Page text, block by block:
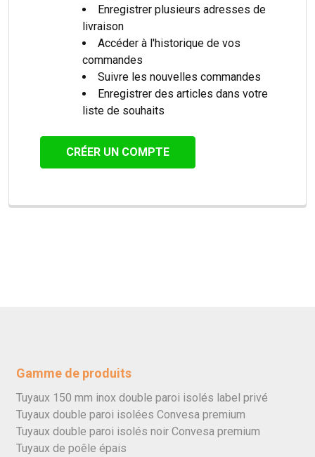
Enregistrer plusieurs adresses de
livraison
Accéder à l'historique de vos
commandes
Suivre les nouvelles commandes
Enregistrer des articles dans votre
liste de souhaits
CRÉER UN COMPTE
Gamme de produits
Tuyaux 150 mm inox double paroi isolés label privé
Tuyaux double paroi isolées Convesa premium
Tuyaux double paroi isolés noir Convesa premium
Tuyaux de poêle épais